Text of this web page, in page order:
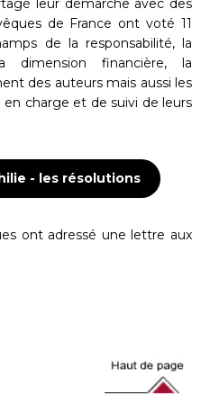
leur démarche avec des
de France ont voté 11
de la responsabilité, la
dimension financière, la
des auteurs mais aussi les
charge et de suivi de leurs
- les résolutions
ont adressé une lettre aux